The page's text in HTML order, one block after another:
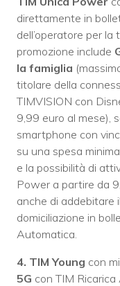
direttamente in
dell’operatore per
promozione include
la famiglia
titolare della
TIMVISION con
9,99 euro al mese),
smartphone con
su una spesa
e la possibilità di
Power a partire da
anche di addebitare
domiciliazione in
Automatica.
4. TIM Young con
5G con TIM